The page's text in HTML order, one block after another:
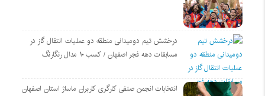
درخشش تیم دومیدانی منطقه دو عملیات انتقال گاز در
مسابقات دهه فجر اصفهان / کسب ۱۰ مدال رنگارنگ
انتخابات انجمن صنفی کارگری کاربران ماساژ استان اصفهان